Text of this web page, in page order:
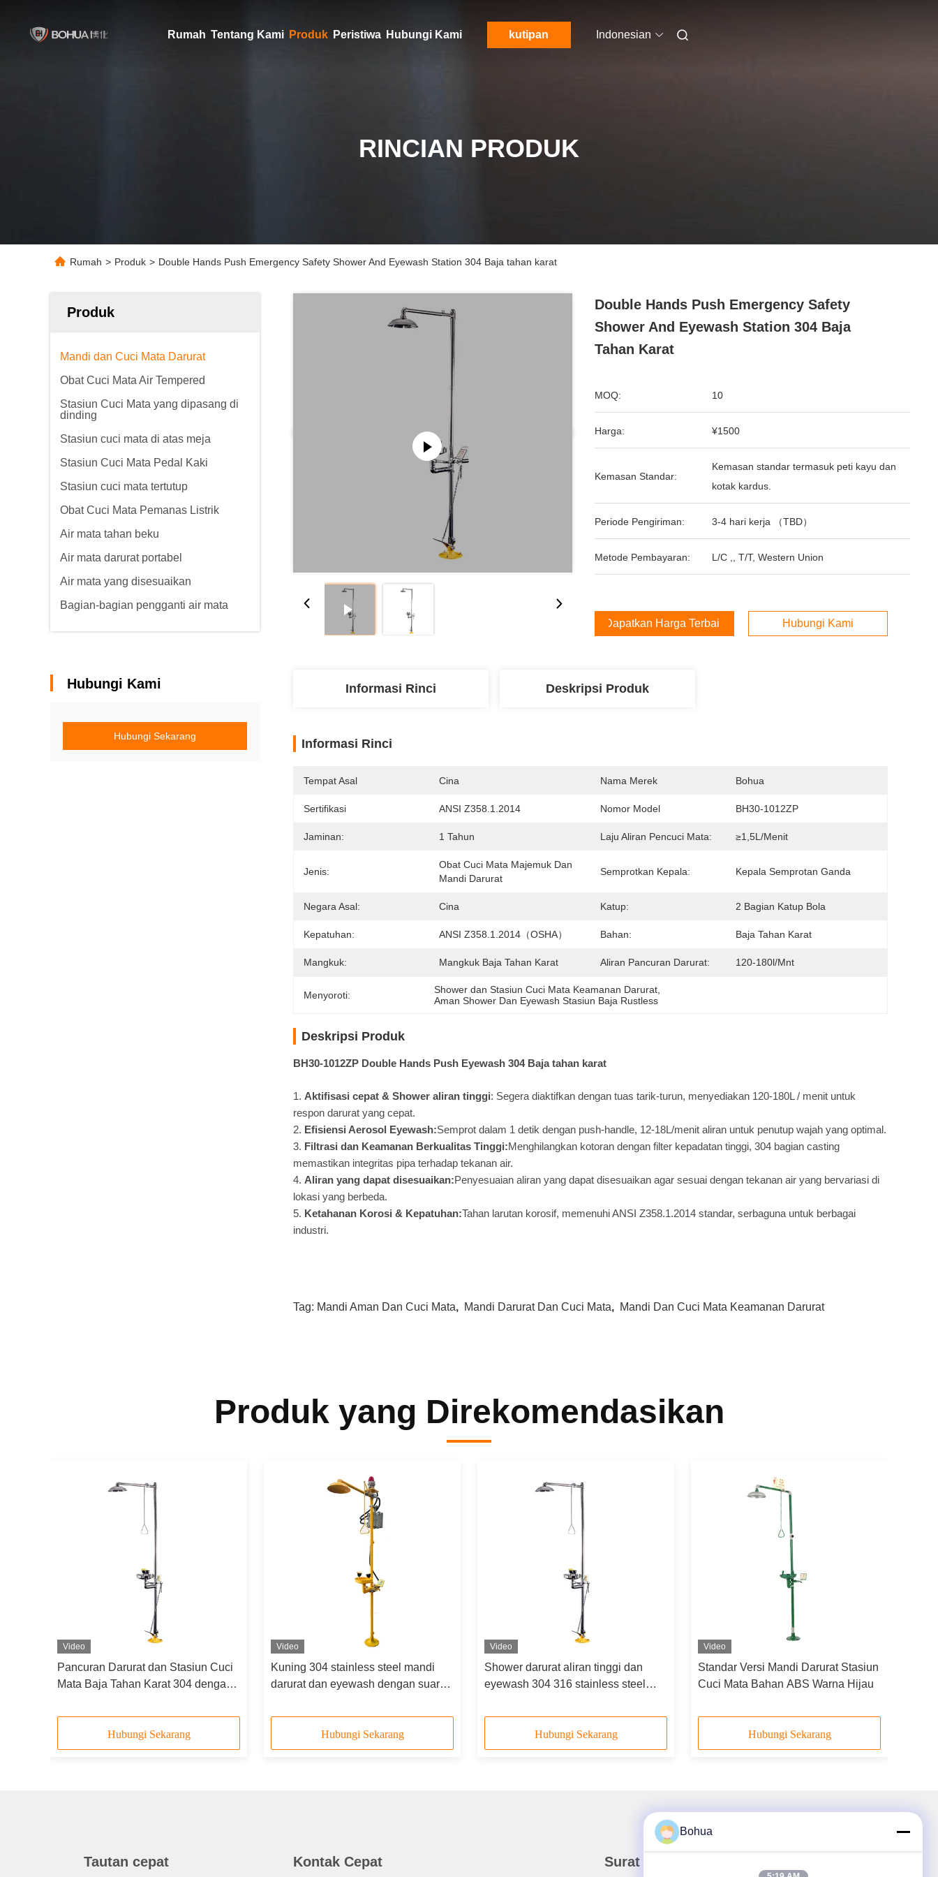
Rumah Tentang Kami Produk Peristiwa Hubungi Kami kutipan Indonesian
RINCIAN PRODUK
Rumah > Produk > Double Hands Push Emergency Safety Shower And Eyewash Station 304 Baja tahan karat
Produk
Mandi dan Cuci Mata Darurat
Obat Cuci Mata Air Tempered
Stasiun Cuci Mata yang dipasang di
dinding
Stasiun cuci mata di atas meja
Stasiun Cuci Mata Pedal Kaki
Stasiun cuci mata tertutup
Obat Cuci Mata Pemanas Listrik
Air mata tahan beku
Air mata darurat portabel
Air mata yang disesuaikan
Bagian-bagian pengganti air mata
Hubungi Kami
Hubungi Sekarang
Double Hands Push Emergency Safety
Shower And Eyewash Station 304 Baja
Tahan Karat
MOQ: 10
Harga: ¥1500
Kemasan Standar:
Kemasan standar termasuk peti kayu dan
kotak kardus.
Periode Pengiriman: 3-4 hari kerja （TBD）
Metode Pembayaran: L/C ,, T/T, Western Union
Dapatkan Harga Terbaik Hubungi Kami
Informasi Rinci Deskripsi Produk
Informasi Rinci
Tempat Asal Cina Nama Merek Bohua
Sertifikasi ANSI Z358.1.2014 Nomor Model BH30-1012ZP
Jaminan: 1 Tahun Laju Aliran Pencuci Mata: ≥1,5L/menit
Jenis:
Obat Cuci Mata Majemuk Dan
Mandi Darurat
Semprotkan Kepala: Kepala Semprotan Ganda
Negara Asal: Cina Katup: 2 Bagian Katup Bola
Kepatuhan: ANSI Z358.1.2014（OSHA） Bahan: Baja Tahan Karat
Mangkuk: Mangkuk Baja Tahan Karat Aliran Pancuran Darurat: 120-180l/mnt
Menyoroti: Shower dan Stasiun Cuci Mata Keamanan Darurat
Aman Shower Dan Eyewash Stasiun Baja Rustless
Deskripsi Produk
BH30-1012ZP Double Hands Push Eyewash 304 Baja tahan karat
Aktifisasi cepat & Shower aliran tinggi: Segera diaktifkan dengan tuas tarik-turun, menyediakan 120-180L / menit untuk
respon darurat yang cepat.
Efisiensi Aerosol Eyewash:Semprot dalam 1 detik dengan push-handle, 12-18L/menit aliran untuk penutup wajah yang optimal.
Filtrasi dan Keamanan Berkualitas Tinggi:Menghilangkan kotoran dengan filter kepadatan tinggi, 304 bagian casting
memastikan integritas pipa terhadap tekanan air.
Aliran yang dapat disesuaikan:Penyesuaian aliran yang dapat disesuaikan agar sesuai dengan tekanan air yang bervariasi di
lokasi yang berbeda.
Ketahanan Korosi & Kepatuhan:Tahan larutan korosif, memenuhi ANSI Z358.1.2014 standar, serbaguna untuk berbagai
industri.
Tag: Mandi Aman Dan Cuci Mata, Mandi Darurat Dan Cuci Mata, Mandi Dan Cuci Mata Keamanan Darurat
Produk yang Direkomendasikan
Video
Pancuran Darurat dan Stasiun Cuci
Mata Baja Tahan Karat 304 dengan
Mangkuk Baja Tahan Karat
Hubungi Sekarang
Video
Kuning 304 stainless steel mandi
darurat dan eyewash dengan suara
Hubungi Sekarang
Video
Shower darurat aliran tinggi dan
eyewash 304 316 stainless steel
Hubungi Sekarang
Video
Standar Versi Mandi Darurat Stasiun
Cuci Mata Bahan ABS Warna Hijau
Hubungi Sekarang
Tautan cepat Kontak Cepat Surat Kabar Kami
Bohua